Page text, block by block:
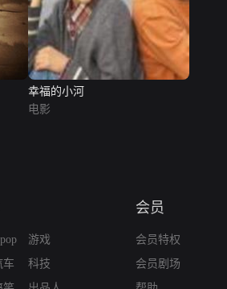
幸福的小河
电影
车
游戏
科技
会员
会员特权
会员剧场